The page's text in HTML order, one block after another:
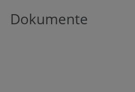
Dokumente